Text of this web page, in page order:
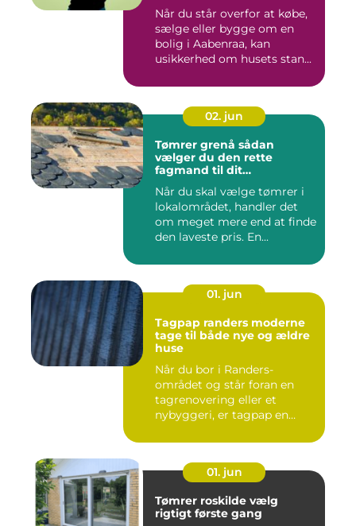
Når du står overfor at købe,
sælge eller bygge om en
bolig i Aabenraa, kan
usikkerhed om husets stan...
02. jun
Tømrer grenå sådan
vælger du den rette
fagmand til dit
Når du skal vælge tømrer i
lokalområdet, handler det
om meget mere end at finde
den laveste pris. En...
01. jun
Tagpap randers moderne
tage til både nye og ældre
huse
Når du bor i Randers-
området og står foran en
tagrenovering eller et
nybyggeri, er tagpap en
01. jun
Tømrer roskilde vælg
rigtigt første gang